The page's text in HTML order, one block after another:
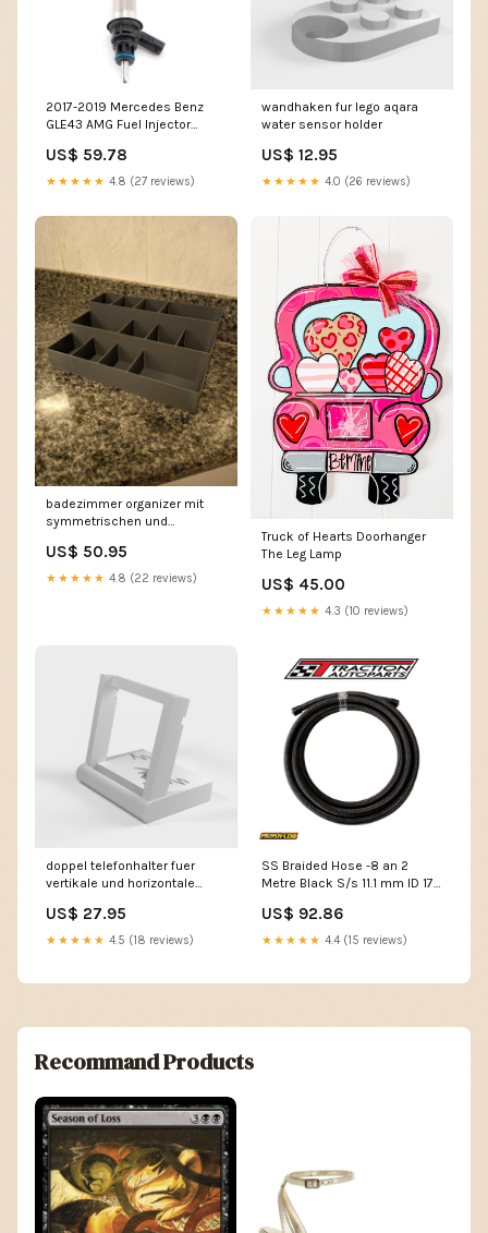
2017-2019 Mercedes Benz
GLE43 AMG Fuel Injector
Generic Amount:1PC
US$ 59.78
★★★★★ 4.8 (27 reviews)
wandhaken fur lego aqara
water sensor holder
US$ 12.95
★★★★★ 4.0 (26 reviews)
badezimmer organizer mit
symmetrischen und
designoptionen Microhpone
clips
US$ 50.95
★★★★★ 4.8 (22 reviews)
Truck of Hearts Doorhanger
The Leg Lamp
US$ 45.00
★★★★★ 4.3 (10 reviews)
doppel telefonhalter fuer
vertikale und horizontale
US$ 27.95
★★★★★ 4.5 (18 reviews)
SS Braided Hose -8 an 2
Metre Black S/s 11.1 mm ID 17.7
US$ 92.86
★★★★★ 4.4 (15 reviews)
Recommand Products